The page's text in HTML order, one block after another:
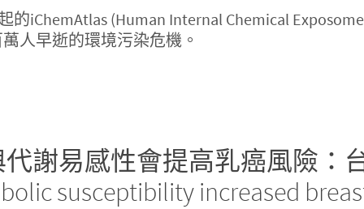
的iChemAtlas (Human Internal Chemical
人早逝的環境污染危機。
謝易感性會提高乳癌風險：
susceptibility increased